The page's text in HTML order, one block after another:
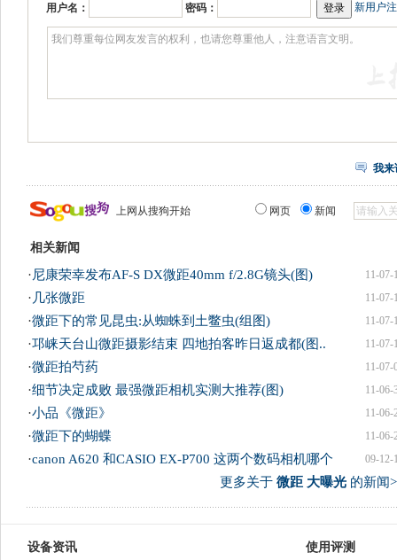
用户名： 密码： 新用户
我来
上网从搜狗开始 网页 新闻
相关新闻
11-07-
·尼康荣幸发布AF-S DX微距40mm f/2.8G镜头(图)
11-07-
· 几张微距
11-07-
·微距下的常见昆虫:从蜘蛛到土鳖虫(组图)
11-07-
·邛崃天台山微距摄影结束 四地拍客昨日返成都(图..
11-07-
·微距拍芍药
11-06-
·细节决定成败 最强微距相机实测大推荐(图)
11-06-
·小品《微距》
11-06-
·微距下的蝴蝶
09-12-
·canon A620 和CASIO EX-P700 这两个数码相机哪个
更多关于 微距 大曝光的新闻
设备资讯 使用评测